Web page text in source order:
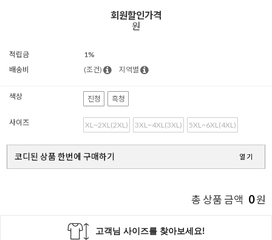
회원할인가격
원
적립금
1%
배송비
(조건) 지역별
색상 진청 흑청
사이즈 XL~2XL(2XL) 3XL~4XL(3XL) 5XL~6XL(4XL)
코디된 상품 한번에 구매하기 열기
총 상품 금액 0원